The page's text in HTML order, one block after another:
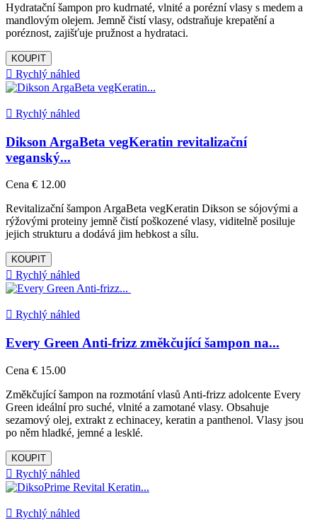
Hydratační šampon pro kudrnaté, vlnité a porézní vlasy s medem a
mandlovým olejem. Jemně čistí vlasy, odstraňuje krepatění a
poréznost, zajišťuje pružnost a hydrataci.
KOUPIT
 Rychlý náhled
 Rychlý náhled
Dikson ArgaBeta vegKeratin revitalizační
veganský...
Cena € 12.00
Revitalizační šampon ArgaBeta vegKeratin Dikson se sójovými a
rýžovými proteiny jemně čistí poškozené vlasy, viditelně posiluje
jejich strukturu a dodává jim hebkost a sílu.
KOUPIT
 Rychlý náhled
 Rychlý náhled
Every Green Anti-frizz změkčující šampon na...
Cena € 15.00
Změkčující šampon na rozmotání vlasů Anti-frizz adolcente Every
Green ideální pro suché, vlnité a zamotané vlasy. Obsahuje
sezamový olej, extrakt z echinacey, keratin a panthenol. Vlasy jsou
po něm hladké, jemné a lesklé.
KOUPIT
 Rychlý náhled
 Rychlý náhled